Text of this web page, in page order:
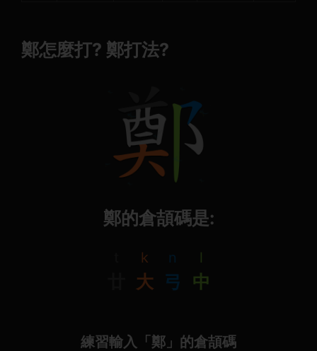
鄭怎麼打? 鄭打法?
鄭的倉頡碼是:
k
大
n
弓
l
中
練習輸入「鄭」的倉頡碼